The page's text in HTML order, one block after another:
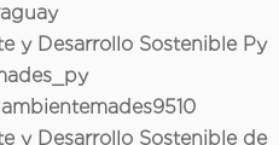
y Desarrollo Sostenible Py
y Desarrollo Sostenible de